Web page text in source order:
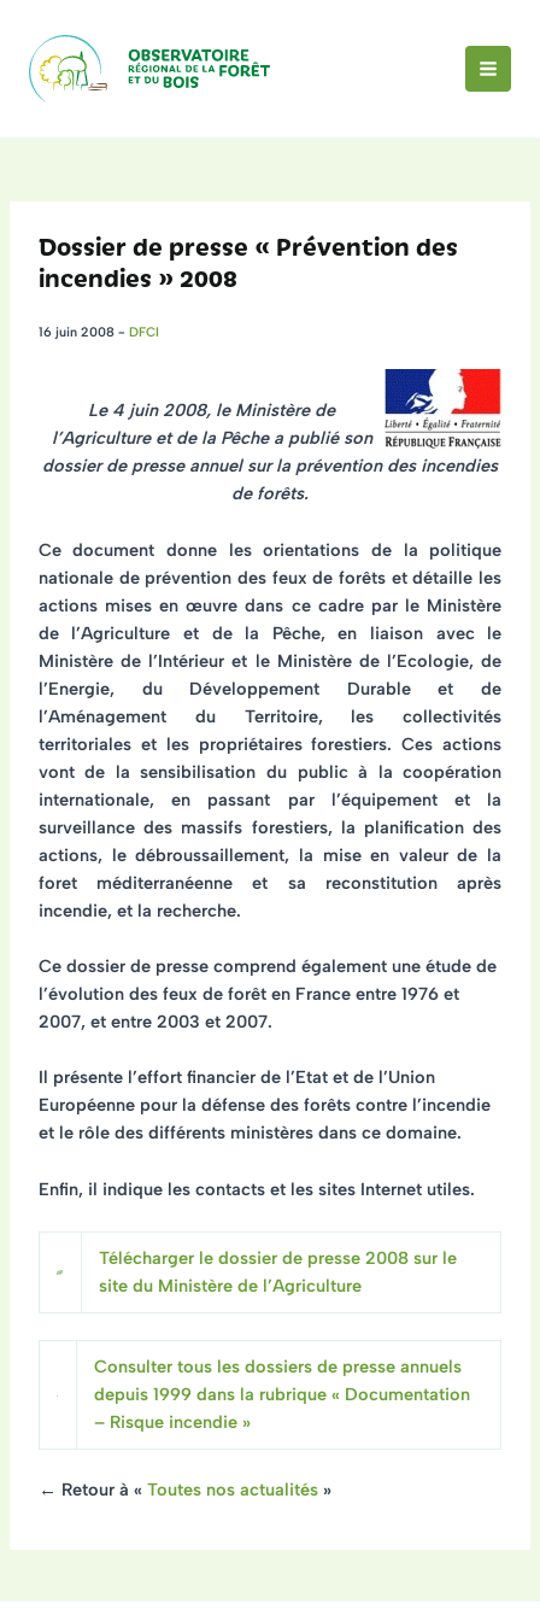
contenu
Dossier de presse « Prévention des
incendies » 2008
16 juin 2008 - DFCI
Le 4 juin 2008, le Ministère de
l’Agriculture et de la Pêche a publié son
dossier de presse annuel sur la prévention des incendies
de forêts.
Ce document donne lesorientations de la politique
nationale de prévention des feux de forêts et détaille les
actions mises en œuvre dans ce cadre par le Ministère
de l’Agriculture et de la Pêche, en liaison avec le
Ministère de l’Intérieur et le Ministère de l’Ecologie, de
l’Energie, du Développement Durable et de
l’Aménagement du Territoire, les collectivités
territoriales et les propriétaires forestiers. Ces actions
vont de la sensibilisation du public à la coopération
internationale, en passant par l’équipement et la
surveillance des massifs forestiers, la planification des
actions, le débroussaillement, la mise en valeur de la
foret méditerranéenne et sa reconstitution après
incendie, et la recherche.
Ce dossier de presse comprend également une étude de
l’évolution des feux de forêten France entre 1976 et
2007, et entre 2003 et 2007.
Il présente l’effort financier de l’Etat et de l’Union
Européennepour la défense des forêts contre l’incendie
et le rôle des différents ministèresdans ce domaine.
Enfin, il indique les contacts et les sites Internet utiles.
Télécharger le dossier de presse 2008 sur le
site du Ministère de l’Agriculture
Consulter tous les dossiers de presse annuels
depuis 1999 dans la rubrique « Documentation
– Risque incendie »
← Retour à « Toutes nos actualités»